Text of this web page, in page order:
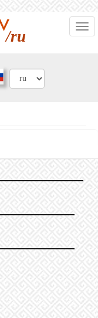
/ru